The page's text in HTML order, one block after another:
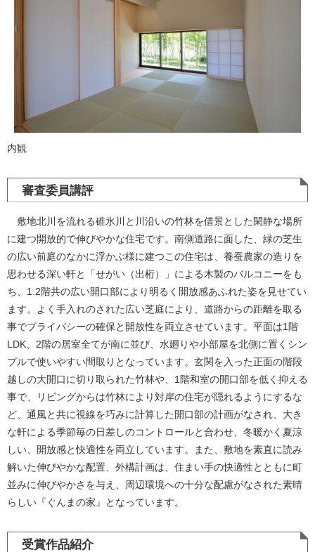
内観
審査委員講評
敷地北川を流れる碓氷川と川沿いの竹林を借景とした閑静な場所
に建つ開放的で伸びやかな住宅です。南側道路に面した、緑の芝生
の広い前庭のなかに浮かぶ様に建つこの住宅は、養蚕農家の造りを
思わせる深い軒と「せがい（出桁）」による木製のバルコニーをも
ち、1.2階共の広い開口部により明るく開放感あふれた姿を見せてい
ます。よく手入れのされた広い芝庭により、道路からの距離を取る
事でプライバシーの確保と開放性を両立させています。平面は1階
LDK、2階の居室全てが南に並び、水廻りや小部屋を北側に置くシン
プルで使いやすい間取りとなっています。玄関を入った正面の階段
越しの大開口に切り取られた竹林や、1階和室の開口部を低く抑える
事で、リビングからは竹林により対岸の住宅が隠れるようにするな
ど、通風と共に視線を巧みに計算した開口部の計画がなされ、大き
な軒による季節毎の日差しのコントロールと合わせ、冬暖かく夏涼
しい、開放感と快適性を両立しています。また、敷地を素直に読み
解いた伸びやかな配置、外構計画は、住まい手の快適性とともに町
並みに伸びやかさを与え、周辺環境への十分な配慮がなされた素晴
らしい『ぐんまの家』となっています。
受賞作品紹介